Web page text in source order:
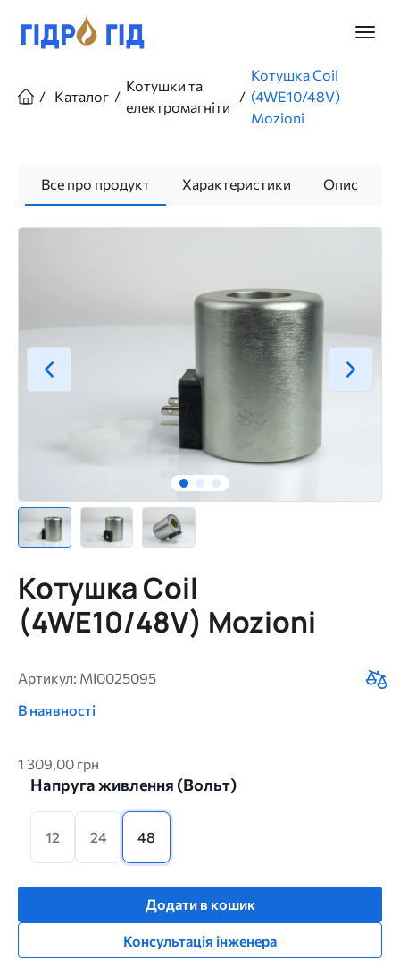
основного
навіґаціїКаталог
Котушки та
електромагніти
Котушка Coil
(4WE10/48V)
Mozioni
Все про продукт Характеристики Опис
Котушка Coil
(4WE10/48V) Mozioni
Артикул: MI0025095
В наявності
1 309,00 грн
Напруга живлення (Bольт)
12 24 48
Додати в кошик
Консультація інженера